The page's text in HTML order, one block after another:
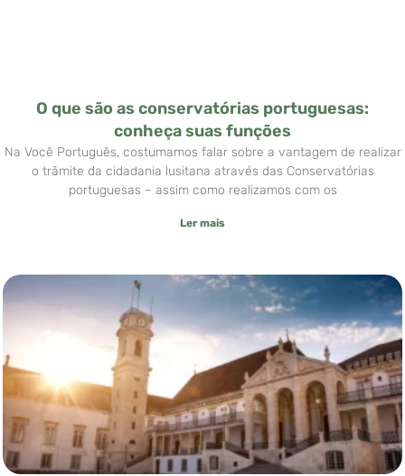
O que são as conservatórias portuguesas:
conheça suas funções
Na Você Português, costumamos falar sobre a vantagem de realizar
o trâmite da cidadania lusitana através das Conservatórias
portuguesas – assim como realizamos com os
Ler mais